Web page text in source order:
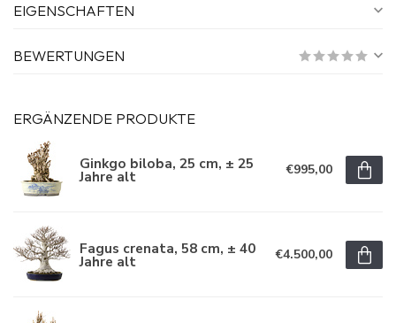
EIGENSCHAFTEN
BEWERTUNGEN
ERGÄNZENDE PRODUKTE
Ginkgo biloba, 25 cm, ± 25
Jahre alt €995,00
Fagus crenata, 58 cm, ± 40
Jahre alt €4.500,00